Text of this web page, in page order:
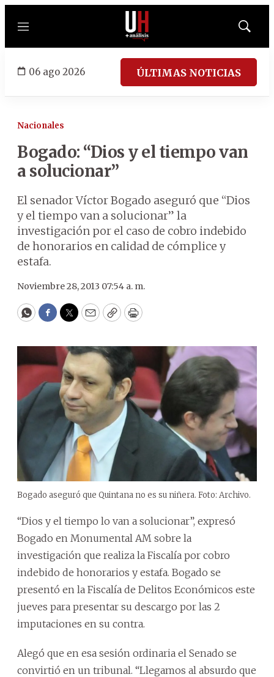
Menú
Mostrar
06 ago 2026 ÚLTIMAS NOTICIAS
Nacionales
Bogado: “Dios y el tiempo van
a solucionar”
El senador Víctor Bogado aseguró que “Dios
y el tiempo van a solucionar” la
investigación por el caso de cobro indebido
de honorarios en calidad de cómplice y
estafa.
Noviembre 28, 2013 07:54 a. m.
WhatsApp
Facebook
Twitter
EmailCopyPrint
Bogado aseguró que Quintana no es su niñera. Foto: Archivo.
“Dios y el tiempo lo van a solucionar”, expresó
Bogado en Monumental AM sobre la
investigación que realiza la Fiscalía por cobro
indebido de honorarios y estafa. Bogado se
presentó en la Fiscalía de Delitos Económicos este
jueves para presentar su descargo por las 2
imputaciones en su contra.
Alegó que en esa sesión ordinaria el Senado se
convirtió en un tribunal. “Llegamos al absurdo que